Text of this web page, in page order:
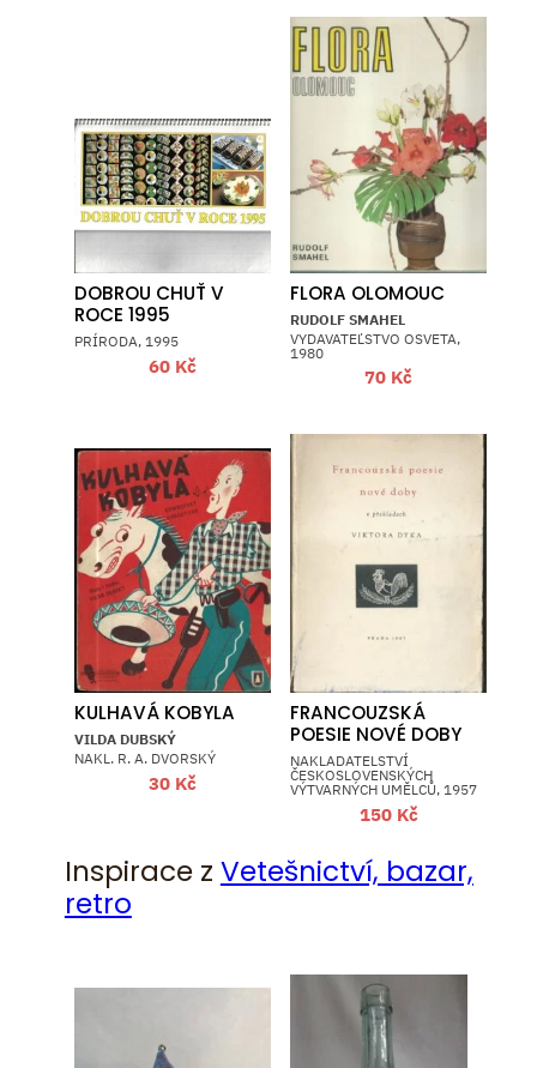
DOBROU CHUŤ V
ROCE 1995
PRÍRODA, 1995
60 Kč
FLORA OLOMOUC
RUDOLF SMAHEL
VYDAVATEĽSTVO OSVETA,
1980
70 Kč
KULHAVÁ KOBYLA
VILDA DUBSKÝ
NAKL. R. A. DVORSKÝ
30 Kč
FRANCOUZSKÁ
POESIE NOVÉ DOBY
NAKLADATELSTVÍ
ČESKOSLOVENSKÝCH
VÝTVARNÝCH UMĚLCŮ, 1957
150 Kč
Inspirace z Vetešnictví, bazar,
retro